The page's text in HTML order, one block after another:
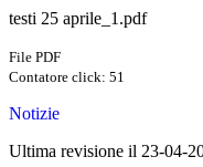
testi 25 aprile_1.pdf
File PDF
Contatore click: 51
Notizie
Ultima revisione il 23-04-